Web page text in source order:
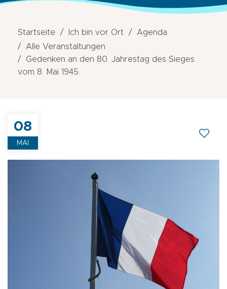
Startseite Ich bin vor Ort
Agenda
Alle Veranstaltungen
Gedenken an den 80. Jahrestag des Sieges
vom 8. Mai 1945.
08
MAI